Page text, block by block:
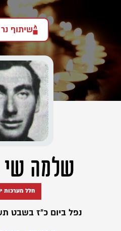
שיתוף נר
שלמה שי
חלל מערכות
נפל ביום כ"ז בשבט תש"ל (03/